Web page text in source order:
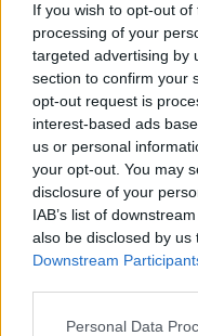
If you wish to opt-out
processing of your
targeted advertising by
section to confirm your
opt-out request is
interest-based ads
us or personal
your opt-out. You may
disclosure of your
IAB’s list of
also be disclosed by
Downstream
Personal Data
życie może
do działań
wynika to jednak z
okrucieństwa, lecz
stworzonych
„Człowiek
wszystkim ofiarą
autonomicznym
osądza swoich
skalę moralnej
udziałem całych